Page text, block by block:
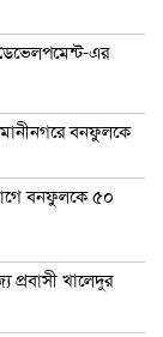
এর
বনফুলকে
বনফুলকে ৫০
প্রবাসী খালেদুর